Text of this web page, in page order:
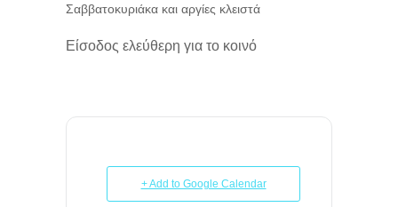
Σαββατοκυριάκα και αργίες κλειστά
Είσοδος ελεύθερη για το κοινό
+ Add to Google Calendar